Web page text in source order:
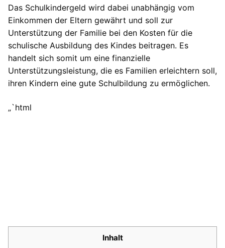
Das Schulkindergeld wird dabei unabhängig vom
Einkommen der Eltern gewährt und soll zur
Unterstützung der Familie bei den Kosten für die
schulische Ausbildung des Kindes beitragen. Es
handelt sich somit um eine finanzielle
Unterstützungsleistung, die es Familien erleichtern soll,
ihren Kindern eine gute Schulbildung zu ermöglichen.
„`html
Inhalt